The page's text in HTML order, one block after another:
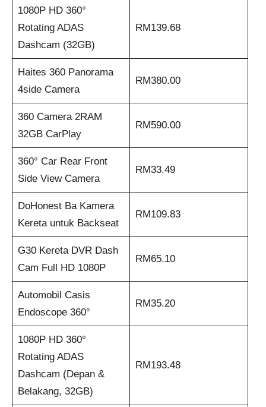
1080P HD 360°
Rotating ADAS
Dashcam (32GB)
RM139.68
Haites 360 Panorama
4side Camera
RM380.00
360 Camera 2RAM
32GB CarPlay
RM590.00
360° Car Rear Front
Side View Camera
RM33.49
DoHonest Ba Kamera
Kereta untuk Backseat
RM109.83
G30 Kereta DVR Dash
Cam Full HD 1080P
RM65.10
Automobil Casis
Endoscope 360°
RM35.20
1080P HD 360°
Rotating ADAS
Dashcam (Depan &
Belakang, 32GB)
RM193.48